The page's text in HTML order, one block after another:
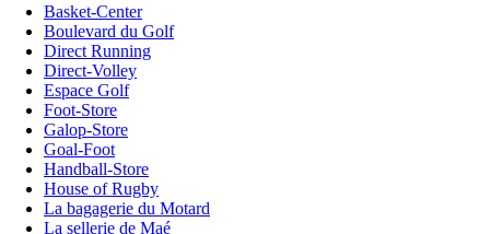
Basket-Center
Boulevard du Golf
Direct Running
Direct-Volley
Espace Golf
Foot-Store
Galop-Store
Goal-Foot
Handball-Store
House of Rugby
La bagagerie du Motard
La sellerie de Maé